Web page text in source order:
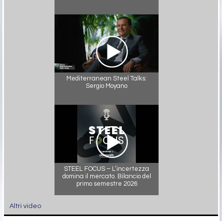
Mediterranean Steel Talks:
Sergio Moyano
STEEL FOCUS – L’incertezza
domina il mercato. Bilancio del
primo semestre 2026
Altri video